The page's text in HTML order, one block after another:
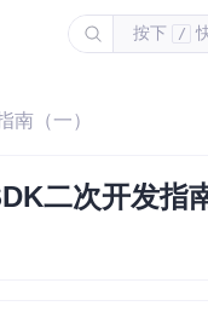
按下 /
南（一）
二次开发指